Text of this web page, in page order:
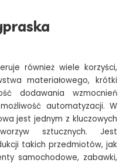
również wiele korzyści,
materiałowego, krótki
dodawania wzmocnień
automatyzacji. W
jest jednym z kluczowych
sztucznych. Jest
takich przedmiotów, jak
samochodowe, zabawki,